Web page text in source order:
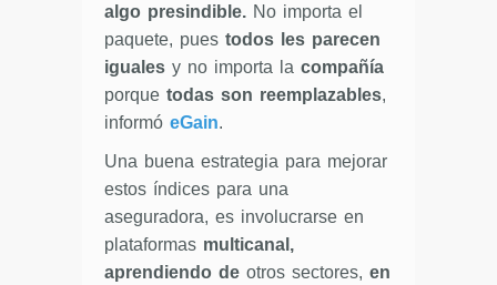
algo presindible. No importa el
paquete, pues todos les parecen
iguales y no importa la compañía
porque todas son reemplazables,
informó eGain.
Una buena estrategia para mejorar
estos índices para una
aseguradora, es involucrarse en
plataformas multicanal,
aprendiendo de otros sectores, en